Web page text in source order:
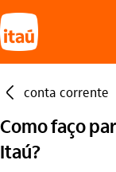
seta_esquerda conta corrente
Como faço
Itaú?